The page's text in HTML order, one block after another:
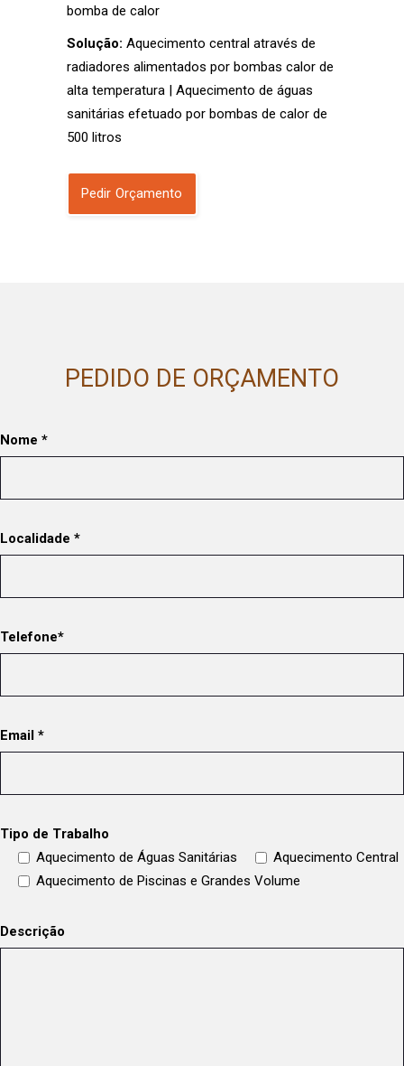
bomba de calor
Solução: Aquecimento central através de
radiadores alimentados por bombas calor de
alta temperatura | Aquecimento de águas
sanitárias efetuado por bombas de calor de
500 litros
Pedir Orçamento
PEDIDO DE ORÇAMENTO
Nome *
Localidade *
Telefone*
Email *
Tipo de Trabalho
Aquecimento de Águas Sanitárias
Aquecimento Central
Aquecimento de Piscinas e Grandes Volume
Descrição